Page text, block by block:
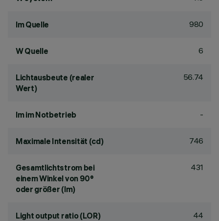
lm Quelle 980
W Quelle 6
Lichtausbeute (realer
Wert)
56.74
lm im Notbetrieb -
Maximale Intensität (cd) 746
Gesamtlichtstrom bei
einem Winkel von 90°
oder größer (lm)
431
Light output ratio (LOR) 44